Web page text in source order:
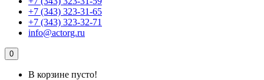
+7 (343) 323-31-65
+7 (343) 323-32-71
info@actorg.ru
0
В корзине пусто!